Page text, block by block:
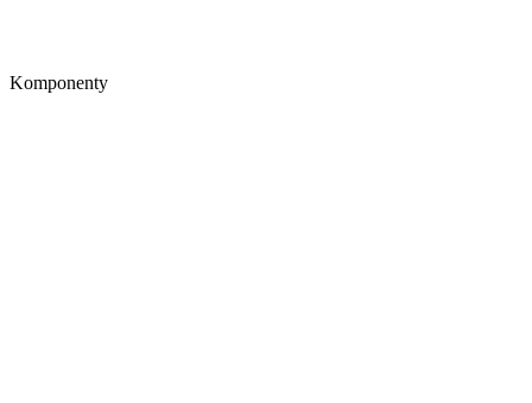
Komponenty